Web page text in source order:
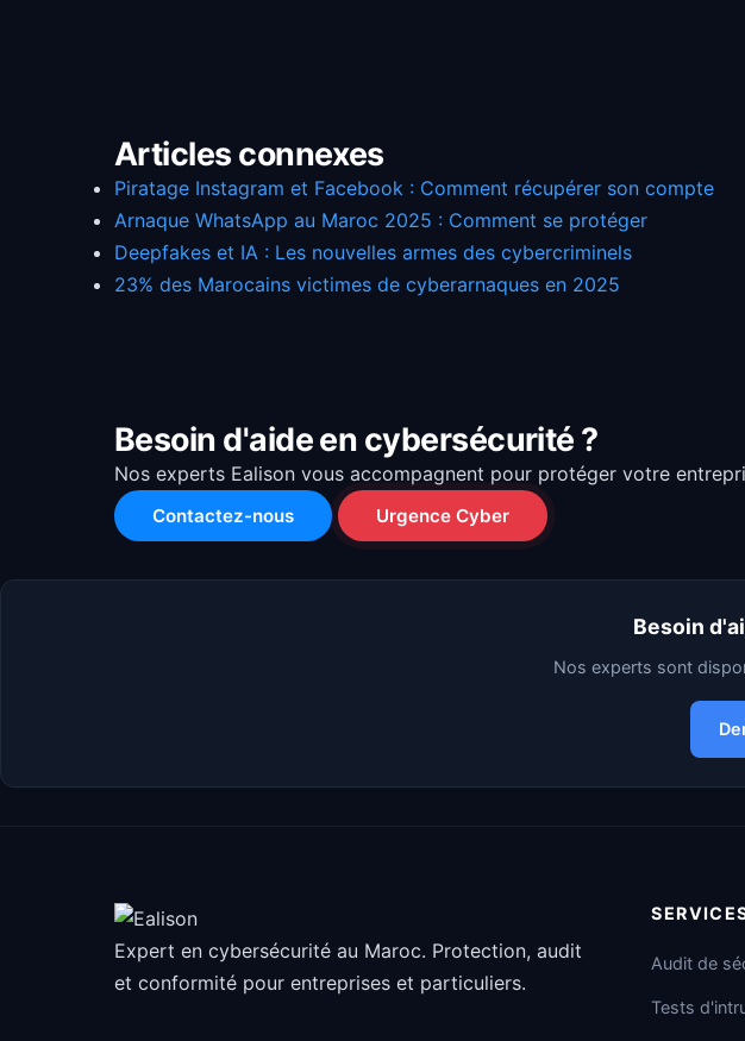
Articles connexes
Piratage Instagram et Facebook : Comment récupérer son compte
Arnaque WhatsApp au Maroc 2025 : Comment se protéger
Deepfakes et IA : Les nouvelles armes des cybercriminels
23% des Marocains victimes de cyberarnaques en 2025
Besoin d'aide en cybersécurité ?
Nos experts Ealison vous accompagnent pour protéger votre
Contactez-nous Urgence Cyber
Besoin
Nos experts sont
Expert en cybersécurité au Maroc. Protection, audit
et conformité pour entreprises et particuliers.
Audit de
Tests